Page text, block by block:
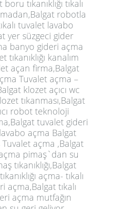
tıkanıklığı tıkalı
robotla
tuvalet lavabo
yer süzgeci gider
banyo gideri açma
tıkanıklığı kanalım
açan firma,Balgat
Tuvalet açma –
klozet açıcı wc
tıkanması,Balgat
robot teknoloji
tuvalet gideri
açma Balgat
açma ,Balgat
pimaş`dan su
tıkanıklığı,Balgat
açma- tıkalı
açma,Balgat tıkalı
açma mutfağın